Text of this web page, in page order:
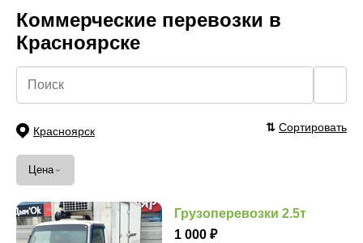
Коммерческие перевозки в
Красноярске
Красноярск ⇅ Сортировать
Цена ⌄
Грузоперевозки 2.5т
1 000